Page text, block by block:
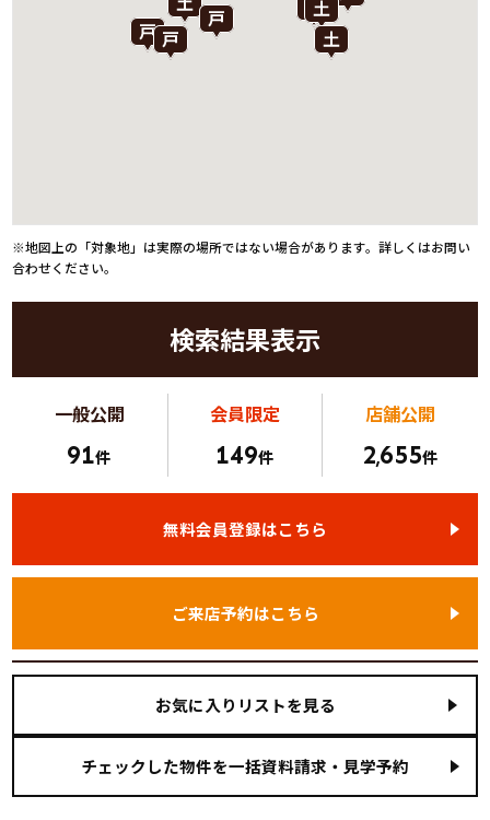
※地図上の「対象地」は実際の場所ではない場合があります。詳しくはお問い
合わせください。
検索結果表示
一般公開
91件
会員限定
149件
店舗公開
2,655件
無料会員登録はこちら
ご来店予約はこちら
お気に入りリストを見る